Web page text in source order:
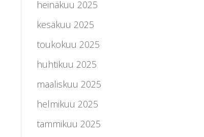
heinäkuu 2025
kesäkuu 2025
toukokuu 2025
huhtikuu 2025
maaliskuu 2025
helmikuu 2025
tammikuu 2025